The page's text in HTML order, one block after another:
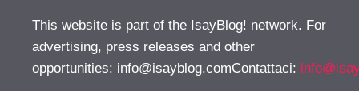
This website is part of the IsayBlog! network. For
advertising, press releases and other
opportunities: info@isayblog.comContattaci: